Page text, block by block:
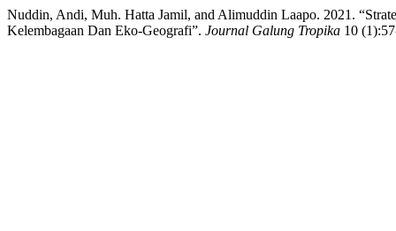
Nuddin, Andi, Muh. Hatta Jamil, and Alimuddin Laapo. 2021.
Kelembagaan Dan Eko-Geografi”. Journal Galung Tropika 10